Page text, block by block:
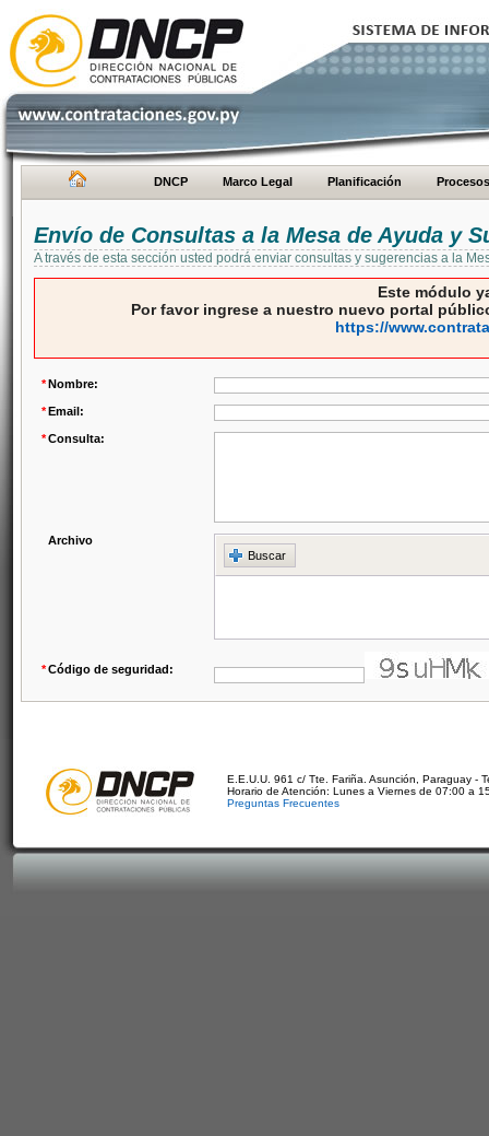
DNCP Marco Legal Planificación Procesos
Envío de Consultas a la Mesa de Ayuda y
A través de esta sección usted podrá enviar consultas y sugerencias a la
Este módulo
Por favor ingrese a nuestro nuevo portal
https://
*Nombre:
*Email:
*Consulta:
Archivo
Buscar
*Código de seguridad:
E.E.U.U. 961 c/ Tte. Fariña. Asunción, Paraguay -
Horario de Atención: Lunes a Viernes de 07:00 a
Preguntas Frecuentes